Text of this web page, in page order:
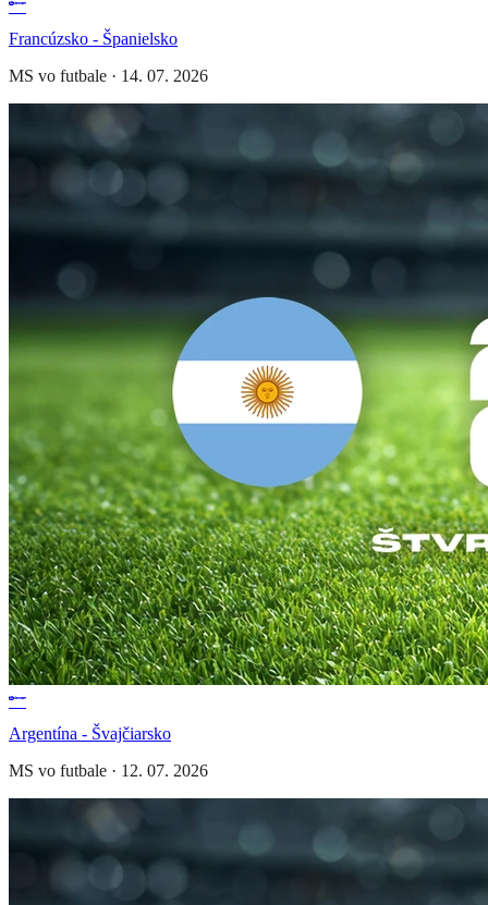
Francúzsko - Španielsko
MS vo futbale · 14. 07. 2026
Argentína - Švajčiarsko
MS vo futbale · 12. 07. 2026